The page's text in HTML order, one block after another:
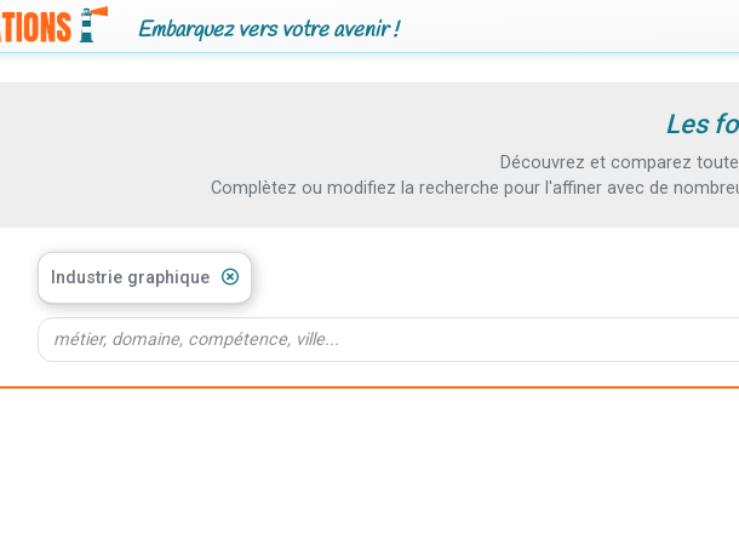
Embarquez vers votre avenir !
Les
Découvrez et comparez
Complètez ou modifiez la recherche pour l'affiner avec de
Industrie graphique